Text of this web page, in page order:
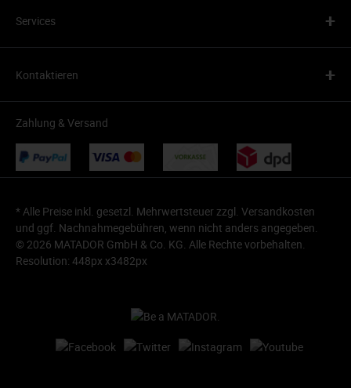
Services +
Kontaktieren +
Zahlung & Versand
* Alle Preise inkl. gesetzl. Mehrwertsteuer zzgl. Versandkosten
und ggf. Nachnahmegebühren, wenn nicht anders angegeben.
© 2026 MATADOR GmbH & Co. KG. Alle Rechte vorbehalten.
Resolution: 448px x3482px